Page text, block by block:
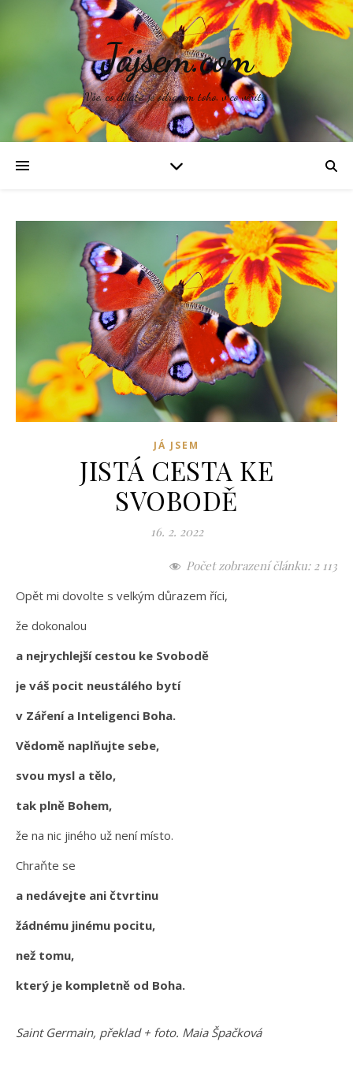
Jájsem.com
Vše, co děláte, je odrazem toho, v co věříte.
JÁ JSEM
JISTÁ CESTA KE
SVOBODĚ
16. 2. 2022
Počet zobrazení článku: 2 113
Opět mi dovolte s velkým důrazem říci,
že dokonalou
a nejrychlejší cestou ke Svobodě
je váš pocit neustálého bytí
v Záření a Inteligenci Boha.
Vědomě naplňujte sebe,
svou mysl a tělo,
tak plně Bohem,
že na nic jiného už není místo.
Chraňte se
a nedávejte ani čtvrtinu
žádnému jinému pocitu,
než tomu,
který je kompletně od Boha.
Saint Germain, překlad + foto. Maia Špačková